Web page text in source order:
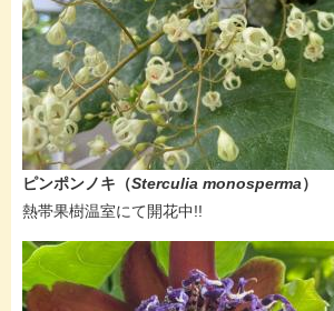
ピンポンノキ（Sterculia monosperma）
​熱帯果樹温室にて開花中!!